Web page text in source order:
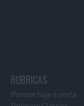
RUBRICAS
Porque hoje é sexta